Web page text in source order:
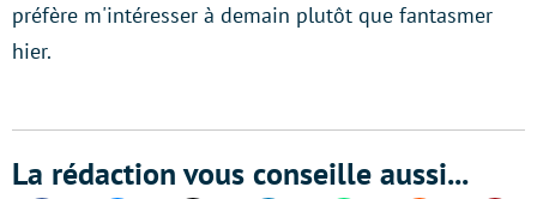
préfère m'intéresser à demain plutôt que fantasmer
hier.
La rédaction vous conseille aussi...